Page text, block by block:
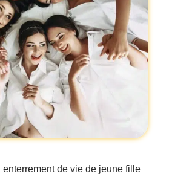
de vie de jeune fille